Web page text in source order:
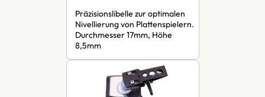
Präzisionslibelle zur optimalen
Nivellierung von Plattenspielern.
Durchmesser 17mm, Höhe
8,5mm